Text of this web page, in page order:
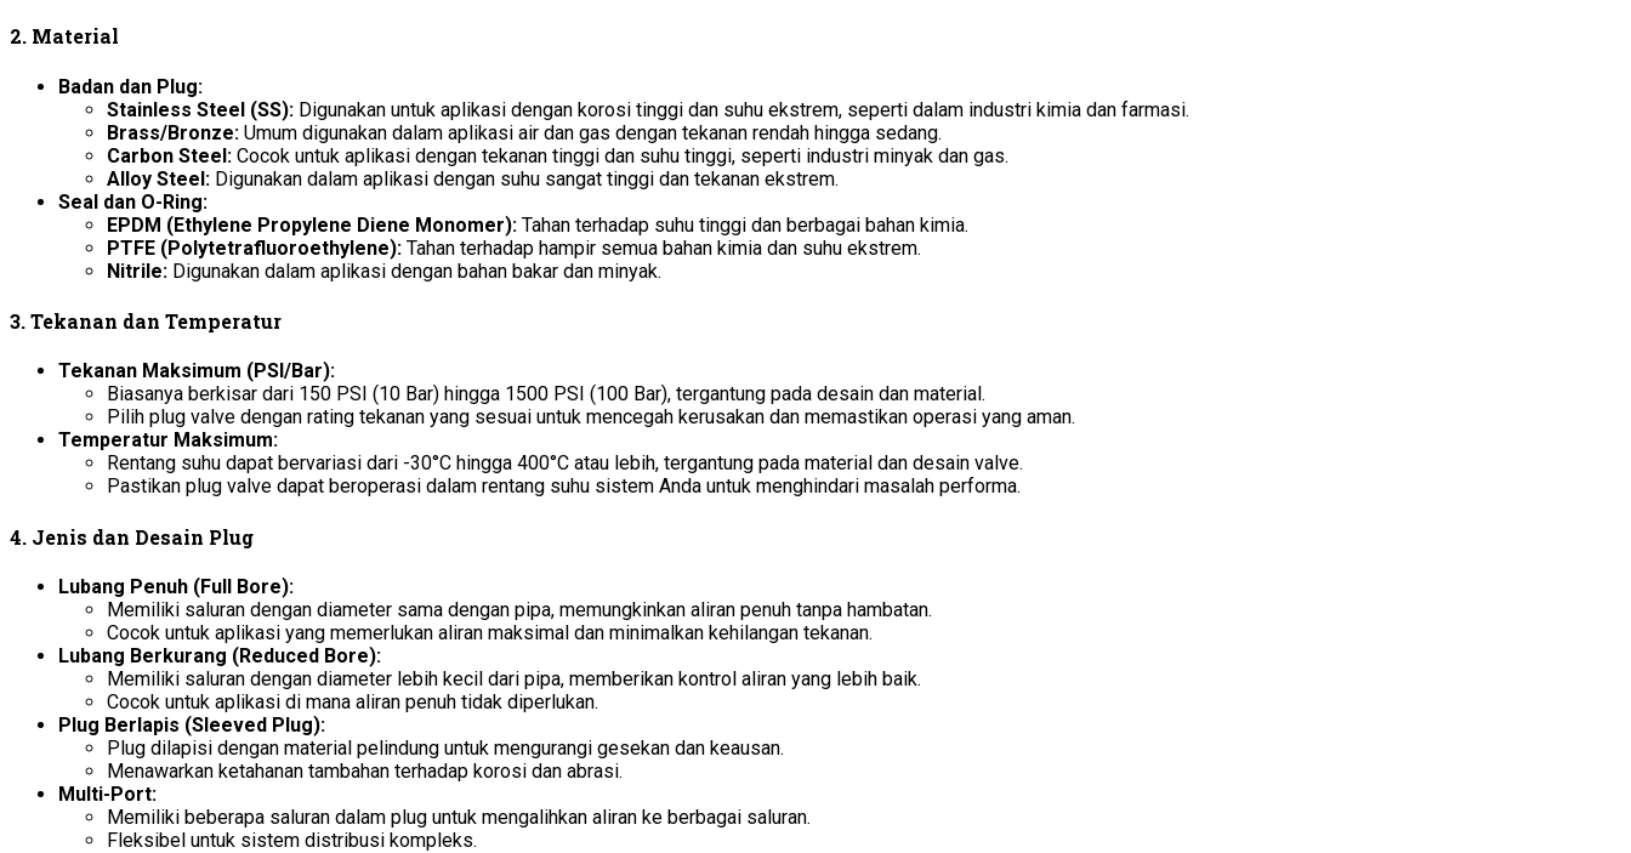
2. Material
Badan dan Plug:
Stainless Steel (SS): Digunakan untuk aplikasi dengan korosi tinggi dan suhu ekstrem, seperti dalam industri kimia dan farmasi.
Brass/Bronze: Umum digunakan dalam aplikasi air dan gas dengan tekanan rendah hingga sedang.
Carbon Steel: Cocok untuk aplikasi dengan tekanan tinggi dan suhu tinggi, seperti industri minyak dan gas.
Alloy Steel: Digunakan dalam aplikasi dengan suhu sangat tinggi dan tekanan ekstrem.
Seal dan O-Ring:
EPDM (Ethylene Propylene Diene Monomer): Tahan terhadap suhu tinggi dan berbagai bahan kimia.
PTFE (Polytetrafluoroethylene): Tahan terhadap hampir semua bahan kimia dan suhu ekstrem.
Nitrile: Digunakan dalam aplikasi dengan bahan bakar dan minyak.
3.Tekanan dan Temperatur
Tekanan Maksimum (PSI/Bar):
Biasanya berkisar dari 150 PSI (10 Bar) hingga 1500 PSI (100 Bar), tergantung pada desain dan material.
Pilih plug valve dengan rating tekanan yang sesuai untuk mencegah kerusakan dan memastikan operasi yang aman.
Temperatur Maksimum:
Rentang suhu dapat bervariasi dari -30°C hingga 400°C atau lebih, tergantung pada material dan desain valve.
Pastikan plug valve dapat beroperasi dalam rentang suhu sistem Anda untuk menghindari masalah performa.
4. Jenis dan Desain Plug
Lubang Penuh (Full Bore):
Memiliki saluran dengan diameter sama dengan pipa, memungkinkan aliran penuh tanpa hambatan.
Cocok untuk aplikasi yang memerlukan aliran maksimal dan minimalkan kehilangan tekanan.
Lubang Berkurang (Reduced Bore):
Memiliki saluran dengan diameter lebih kecil dari pipa, memberikan kontrol aliran yang lebih baik.
Cocok untuk aplikasi di mana aliran penuh tidak diperlukan.
Plug Berlapis (Sleeved Plug):
Plug dilapisi dengan material pelindung untuk mengurangi gesekan dan keausan.
Menawarkan ketahanan tambahan terhadap korosi dan abrasi.
Multi-Port:
Memiliki beberapa saluran dalam plug untuk mengalihkan aliran ke berbagai saluran.
Fleksibel untuk sistem distribusi kompleks.